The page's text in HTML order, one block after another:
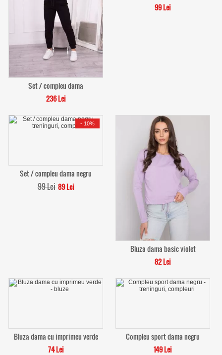
Set / compleu dama
236 Lei
99 Lei
- 10%
Set / compleu dama negru
99 Lei 89 Lei
Bluza dama basic violet
82 Lei
Bluza dama cu imprimeu verde
74 Lei
Compleu sport dama negru
149 Lei